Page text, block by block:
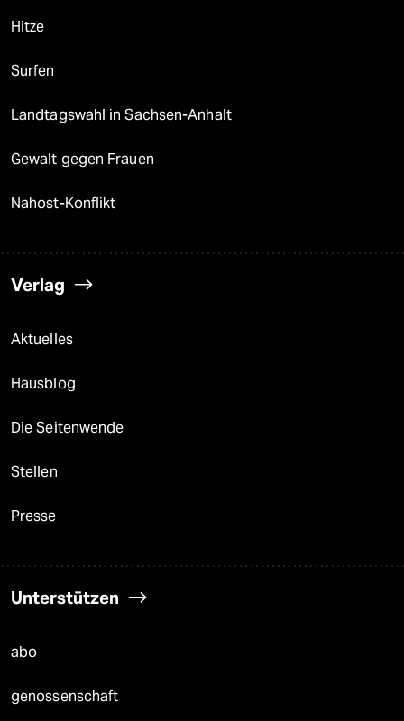
Hitze
Surfen
Landtagswahl in Sachsen-Anhalt
Gewalt gegen Frauen
Nahost-Konflikt
Verlag
Aktuelles
Hausblog
Die Seitenwende
Stellen
Presse
Unterstützen
abo
genossenschaft